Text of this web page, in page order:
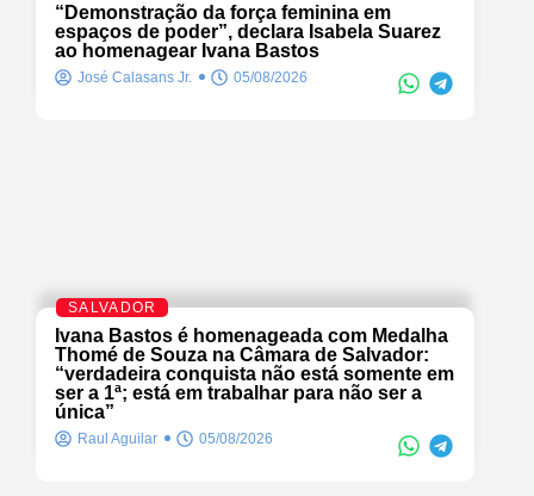
“Demonstração da força feminina em
espaços de poder”, declara Isabela Suarez
ao homenagear Ivana Bastos
José Calasans Jr. 05/08/2026
SALVADOR
Ivana Bastos é homenageada com Medalha
Thomé de Souza na Câmara de Salvador:
“verdadeira conquista não está somente em
ser a 1ª; está em trabalhar para não ser a
única”
Raul Aguilar 05/08/2026